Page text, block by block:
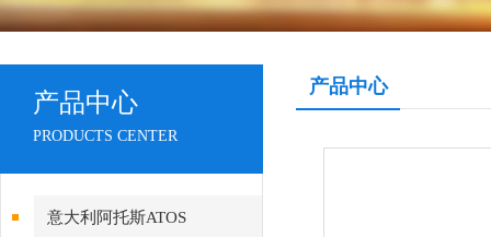
产品中心
PRODUCTS CENTER
意大利阿托斯ATOS
产品中心